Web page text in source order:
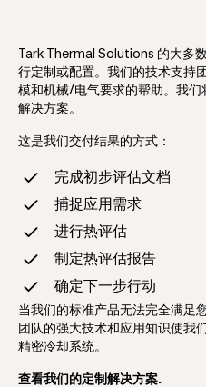
Tark Thermal Solutions 的大多
行定制或配置。我们的技术支持
模和机械/电气要求的帮助。我
解决方案。
这是我们交付结果的方式：
完成初步评估文档
捕捉应用需求
进行热评估
制定热评估报告
确定下一步行动
当我们的标准产品无法完全满足
团队的强大技术和应用知识使我
精密冷却系统。
查看我们的定制解决方案.